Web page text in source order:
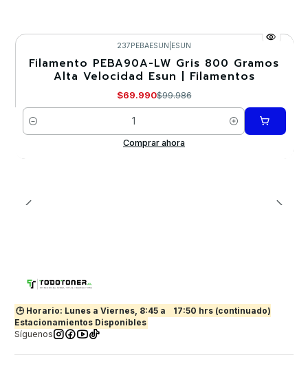
-30%
237PEBAESUN ESUN
Filamento PEBA90A-LW Gris 800 Gramos
Alta Velocidad Esun | Filamentos
$69.990$99.986
Cantidad
Comprar ahora
🕒 Horario: Lunes a Viernes, 8:45 a
17:50 hrs (continuado)
Estacionamientos Disponibles
Síguenos